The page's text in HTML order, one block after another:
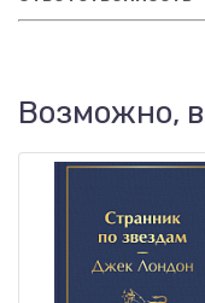
Возможно,